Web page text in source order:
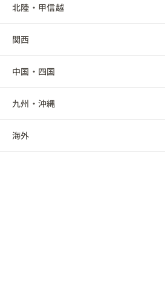
宮城県
秋田県
山形県
福島県
栃木県
群馬県
埼玉県
千葉県
東京都
岐阜県
静岡県
愛知県
三重県
北陸・甲信越
新潟県
富山県
石川県
福井県
関西
滋賀県
京都府
大阪府
中国・四国
鳥取県
島根県
九州・沖縄
福岡県
海外